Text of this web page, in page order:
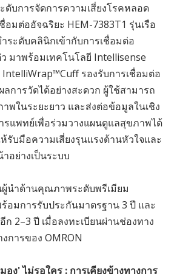
ะดับการจัดการความเสี่ยงโรคหลอด
อมต่ออัจฉริยะ HEM-7383T1 รุ่นเรือ
ระดับคลินิกเข้ากับการเชื่อมต่อ
มาพร้อมเทคโนโลยี Intellisense
รองรับการเชื่อมต่อ
การวัดได้อย่างสะดวก ผู้ใช้สามารถ
พในระยะยาว และส่งต่อข้อมูลในเชิง
รแพทย์เพื่อร่วมวางแผนดูแลสุขภาพได้
รับมือความเสี่ยงรุนแรงด้านหัวใจและ
อย่างเป็นระบบ
ผู้นำด้านคุณภาพระดับพรีเมียม
มการรับประกันมาตรฐาน 3 ปี และ
2–3 ปี เมื่อลงทะเบียนผ่านช่องทาง
การของ OMRON
อง' ไม่รอใคร : การเคียงข้างทางการ